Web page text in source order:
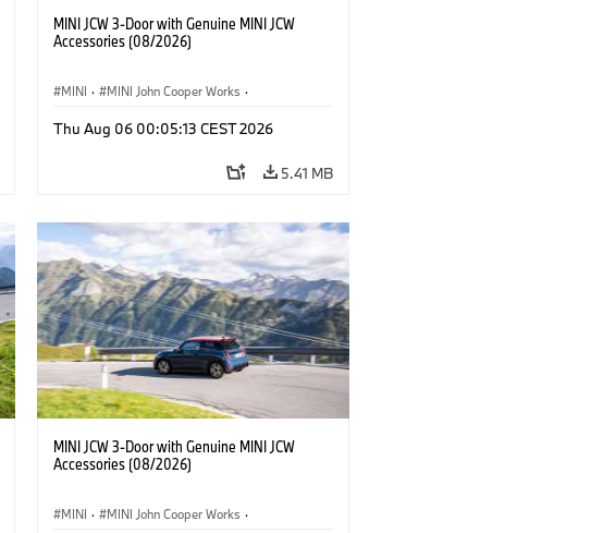
MINI JCW 3-Door with Genuine MINI JCW
Accessories (08/2026)
MINI · MINI John Cooper Works ·
Optional Extras, Accessories
Thu Aug 06 00:05:13 CEST 2026
5.41 MB
MINI JCW 3-Door with Genuine MINI JCW
Accessories (08/2026)
MINI · MINI John Cooper Works ·